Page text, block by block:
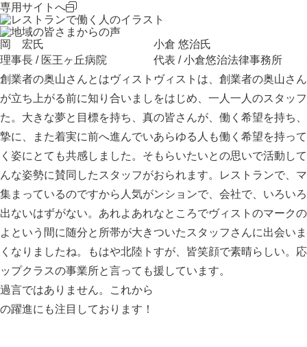
専用サイトへ
岡 宏氏
理事長 / 医王ヶ丘病院
創業者の奥山さんとはヴィスト
が立ち上がる前に知り合いまし
た。大きな夢と目標を持ち、真
摯に、また着実に前へ進んでい
く姿にとても共感しました。そ
んな姿勢に賛同したスタッフが
集まっているのですから人気が
出ないはずがない。あれよあれ
よという間に随分と所帯が大き
くなりましたね。もはや北陸ト
ップクラスの事業所と言っても
過言ではありません。これから
の躍進にも注目しております！
小倉 悠治氏
代表 / 小倉悠治法律事務所
ヴィストは、創業者の奥山さん
をはじめ、一人一人のスタッフ
の皆さんが、働く希望を持ち、
あらゆる人も働く希望を持って
もらいたいとの思いで活動して
おられます。レストランで、マ
ンションで、会社で、いろいろ
なところでヴィストのマークの
ついたスタッフさんに出会いま
すが、皆笑顔で素晴らしい。応
援しています。